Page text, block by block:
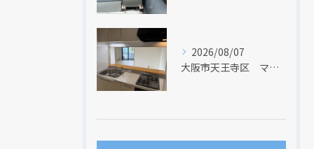
2026/08/07
大阪市天王寺区 マンションのキッチン取替及び内装リフォーム工事 クリナップ